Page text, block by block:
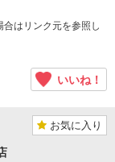
はリンク元を参照し
いいね！
お気に入り